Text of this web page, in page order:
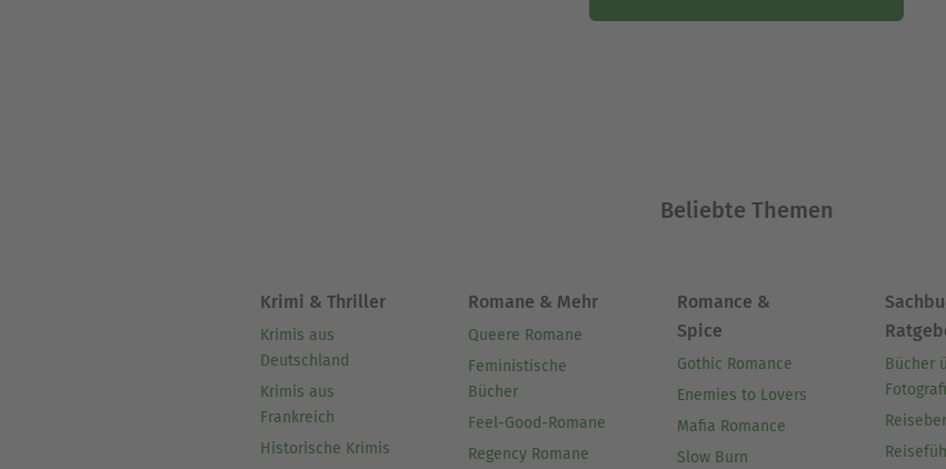
Beliebte Themen
Krimi & Thriller
Krimis aus
Deutschland
Krimis aus
Frankreich
Historische Krimis
Romane & Mehr
Queere Romane
Feministische
Bücher
Feel-Good-Romane
Regency Romane
Romance &
Spice
Gothic Romance
Enemies to Lovers
Mafia Romance
Slow Burn
Bücher